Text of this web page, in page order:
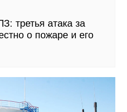
третья атака за
о пожаре и его